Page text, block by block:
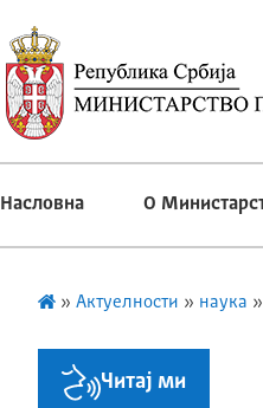
Насловна О
» Актуелности » наука »
Читај ми